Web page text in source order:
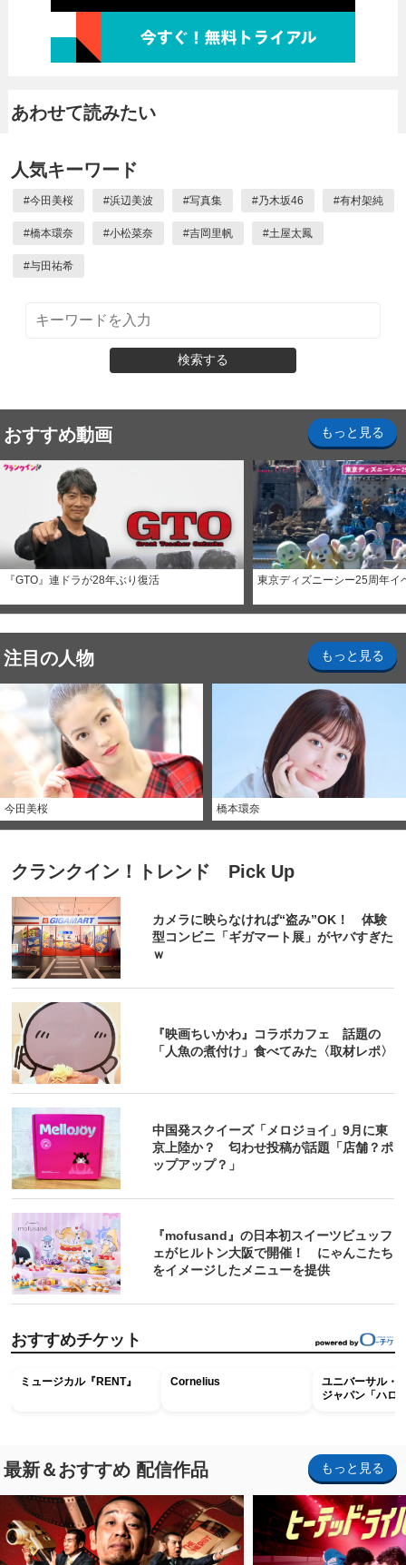
あわせて読みたい
人気キーワード
#今田美桜 #浜辺美波 #写真集 #乃木坂46 #有村架純
#橋本環奈 #小松菜奈 #吉岡里帆 #土屋太鳳
#与田祐希
検索する
おすすめ動画 もっと見る
『GTO』連ドラが28年ぶり復活 東京ディズニーシー25周年イ
注目の人物 もっと見る
今田美桜 橋本環奈
クランクイン！トレンド Pick Up
カメラに映らなければ“盗み”OK！ 体験
型コンビニ「ギガマート展」がヤバすぎた
ｗ
『映画ちいかわ』コラボカフェ 話題の
「人魚の煮付け」食べてみた〈取材レポ〉
中国発スクイーズ「メロジョイ」9月に東
京上陸か？ 匂わせ投稿が話題「店舗？ポ
ップアップ？」
『mofusand』の日本初スイーツビュッフ
ェがヒルトン大阪で開催！ にゃんこたち
をイメージしたメニューを提供
おすすめチケット
ミュージカル『RENT』 Cornelius
ユニバーサル・
ジャパン「ハロ
最新＆おすすめ 配信作品 もっと見る